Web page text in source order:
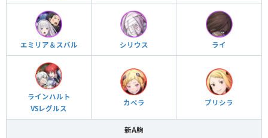
エミリア＆スバル シリウス ライ
ラインハルト
VSレグルス
カペラ プリシラ
新A駒